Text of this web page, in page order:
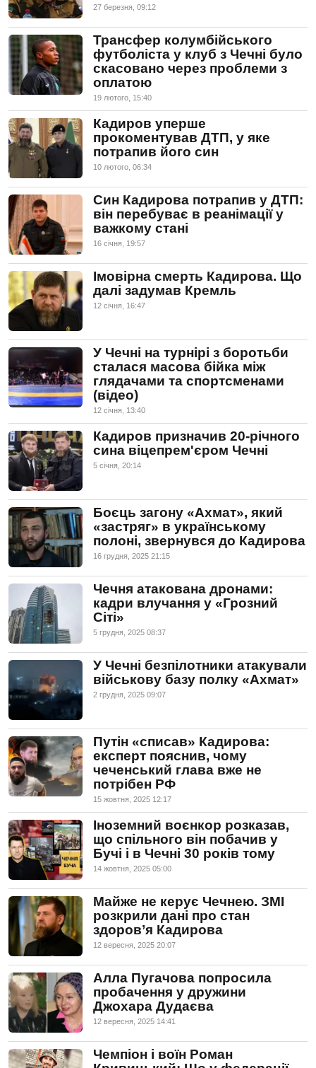
27 березня, 09:12
Трансфер колумбійського
футболіста у клуб з Чечні було
скасовано через проблеми з
оплатою
19 лютого, 15:40
Кадиров уперше
прокоментував ДТП, у яке
потрапив його син
10 лютого, 06:34
Син Кадирова потрапив у ДТП:
він перебуває в реанімації у
важкому стані
16 сiчня, 19:57
Імовірна смерть Кадирова. Що
далі задумав Кремль
12 сiчня, 16:47
У Чечні на турнірі з боротьби
сталася масова бійка між
глядачами та спортсменами
(відео)
12 сiчня, 13:40
Кадиров призначив 20-річного
сина віцепрем'єром Чечні
5 сiчня, 20:14
Боєць загону «Ахмат», який
«застряг» в українському
полоні, звернувся до Кадирова
16 грудня, 2025 21:15
Чечня атакована дронами:
кадри влучання у «Грозний
Сіті»
5 грудня, 2025 08:37
У Чечні безпілотники атакували
військову базу полку «Ахмат»
2 грудня, 2025 09:07
Путін «списав» Кадирова:
експерт пояснив, чому
чеченський глава вже не
потрібен РФ
15 жовтня, 2025 12:17
Іноземний воєнкор розказав,
що спільного він побачив у
Бучі і в Чечні 30 років тому
14 жовтня, 2025 05:00
Майже не керує Чечнею. ЗМІ
розкрили дані про стан
здоров’я Кадирова
12 вересня, 2025 20:07
Алла Пугачова попросила
пробачення у дружини
Джохара Дудаєва
12 вересня, 2025 14:41
Чемпіон і воїн Роман